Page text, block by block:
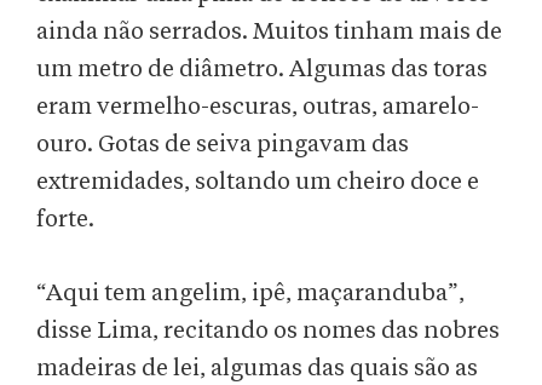
ainda não serrados. Muitos tinham mais de
um metro de diâmetro. Algumas das toras
eram vermelho-escuras, outras, amarelo-
ouro. Gotas de seiva pingavam das
extremidades, soltando um cheiro doce e
forte.
“Aqui tem angelim, ipê, maçaranduba”,
disse Lima, recitando os nomes das nobres
madeiras de lei, algumas das quais são as